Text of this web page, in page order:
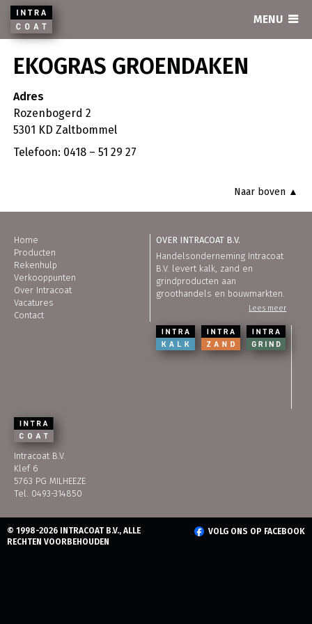
INTRACOAT MENU
EKOGRAS GROENDAKEN
Adres
Rozenbogerd 2
5301 KD Zaltbommel
Telefoon: 0418 – 51 29 27
Naar boven ▲
Home
Producten
Rekenhulp
Verkooppunten
Over Intracoat
Vacatures
Contact
OVER INTRACOAT B.V.
Handelsonderneming Intracoat
B.V. levert kalk, zand en
grindproducten aan
groothandels en bouwmarkten.
Lees meer
Intracoat B.V.
Klef 6
5763 PG MILHEEZE
Tel. 0493-314850
© 1998-2026 INTRACOAT B.V., ALLE
RECHTEN VOORBEHOUDEN
VOLG ONS OP FACEBOOK